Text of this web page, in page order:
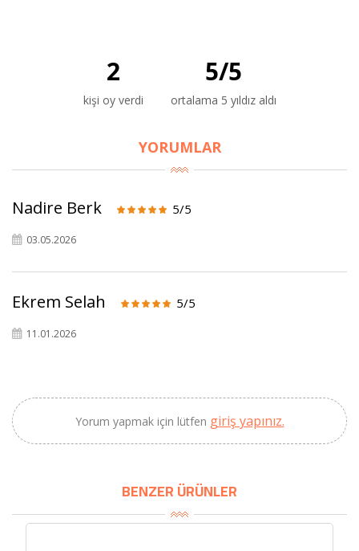
2
kişi oy verdi
5/5
ortalama 5 yıldız aldı
YORUMLAR
Nadire Berk 5/5
03.05.2026
Ekrem Selah 5/5
11.01.2026
Yorum yapmak için lütfen giriş yapınız.
BENZER ÜRÜNLER
BU HAFTANIN PLANLI İNDİRİMİ
2320,00 TL
2100,00 TL
Sızma Zeytinyağı
AtcaNova